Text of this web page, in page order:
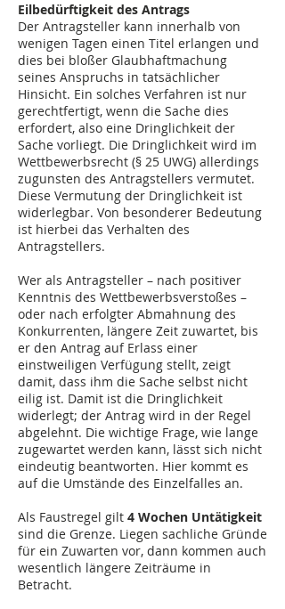
Eilbedürftigkeit des Antrags
Der Antragsteller kann innerhalb von
wenigen Tagen einen Titel erlangen und
dies bei bloßer Glaubhaftmachung
seines Anspruchs in tatsächlicher
Hinsicht. Ein solches Verfahren ist nur
gerechtfertigt, wenn die Sache dies
erfordert, also eine Dringlichkeit der
Sache vorliegt. Die Dringlichkeit wird im
Wettbewerbsrecht (§ 25 UWG) allerdings
zugunsten des Antragstellers vermutet.
Diese Vermutung der Dringlichkeit ist
widerlegbar. Von besonderer Bedeutung
ist hierbei das Verhalten des
Antragstellers.
Wer als Antragsteller – nach positiver
Kenntnis des Wettbewerbsverstoßes –
oder nach erfolgter Abmahnung des
Konkurrenten, längere Zeit zuwartet, bis
er den Antrag auf Erlass einer
einstweiligen Verfügung stellt, zeigt
damit, dass ihm die Sache selbst nicht
eilig ist. Damit ist die Dringlichkeit
widerlegt; der Antrag wird in der Regel
abgelehnt. Die wichtige Frage, wie lange
zugewartet werden kann, lässt sich nicht
eindeutig beantworten. Hier kommt es
auf die Umstände des Einzelfalles an.
Als Faustregel gilt 4 Wochen Untätigkeit
sind die Grenze. Liegen sachliche Gründe
für ein Zuwarten vor, dann kommen auch
wesentlich längere Zeiträume in
Betracht.